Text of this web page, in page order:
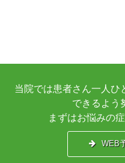
当院では患者さん一人ひ
できるよう
まずはお悩みの
WEB